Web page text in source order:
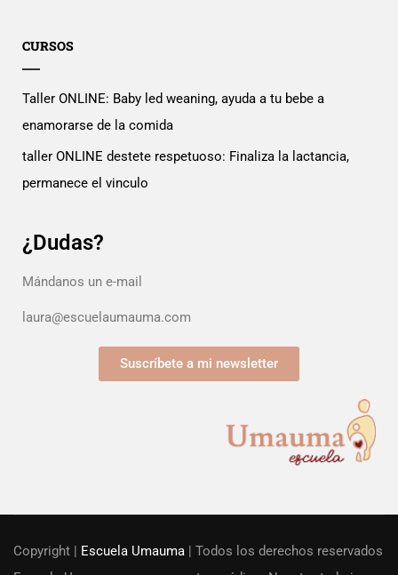
CURSOS
Taller ONLINE: Baby led weaning, ayuda a tu bebe a
enamorarse de la comida
taller ONLINE destete respetuoso: Finaliza la lactancia,
permanece el vinculo
¿Dudas?
Mándanos un e-mail
laura@escuelaumauma.com
Suscríbete a mi newsletter
Copyright | Escuela Umauma | Todos los derechos reservados